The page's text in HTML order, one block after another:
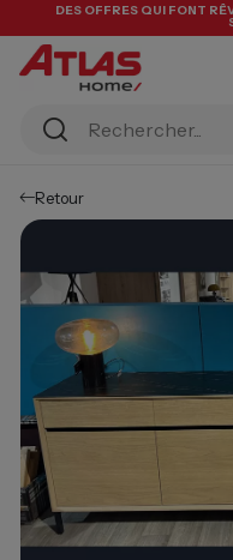
DES OFFRES QUI FONT
Retour